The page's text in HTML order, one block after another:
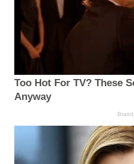
Too Hot For TV? These
Anyway